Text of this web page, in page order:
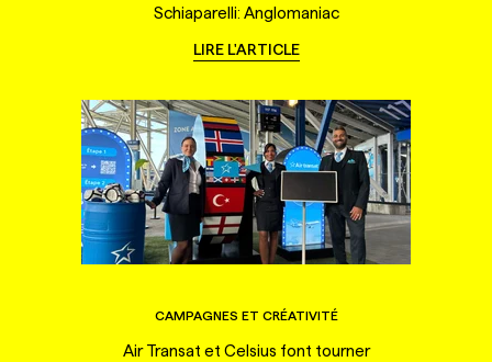
Schiaparelli: Anglomaniac
LIRE L'ARTICLE
CAMPAGNES ET CRÉATIVITÉ
Air Transat et Celsius font tourner